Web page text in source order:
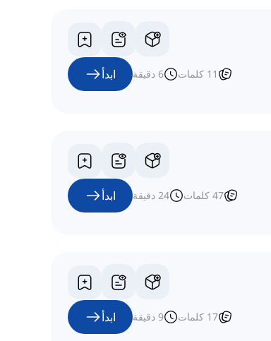
11 كلمات 6 دقيقة ابدأ
47 كلمات 24 دقيقة ابدأ
17 كلمات 9 دقيقة ابدأ